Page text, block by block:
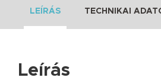
LEÍRÁS TECHNIKAI
Leírás